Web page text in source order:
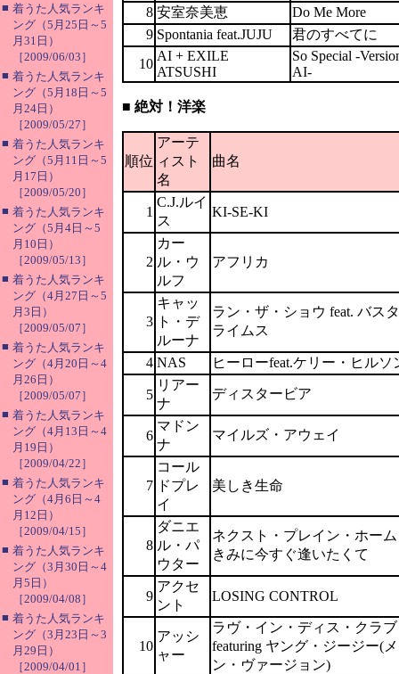
■ 着うた人気ランキ
ング（5月25日～5
月31日）
［2009/06/03］
■ 着うた人気ランキ
ング（5月18日～5
月24日）
［2009/05/27］
■ 着うた人気ランキ
ング（5月11日～5
月17日）
［2009/05/20］
■ 着うた人気ランキ
ング（5月4日～5
月10日）
［2009/05/13］
■ 着うた人気ランキ
ング（4月27日～5
月3日）
［2009/05/07］
■ 着うた人気ランキ
ング（4月20日～4
月26日）
［2009/05/07］
■ 着うた人気ランキ
ング（4月13日～4
月19日）
［2009/04/22］
■ 着うた人気ランキ
ング（4月6日～4
月12日）
［2009/04/15］
■ 着うた人気ランキ
ング（3月30日～4
月5日）
［2009/04/08］
■ 着うた人気ランキ
ング（3月23日～3
月29日）
［2009/04/01］
8 安室奈美恵
Do Me More
9 Spontania feat.JUJU
君のすべてに
10
AI + EXILE
ATSUSHI
So Special -
AI-
■ 絶対！洋楽
順位
アーテ
ィスト
名
曲名
1
C.J.ルイ
ス
KI-SE-KI
2
カー
ル・ウ
ルフ
アフリカ
3
キャッ
ト・デ
ルーナ
ラン・ザ・ショウ feat. バス
ライムス
4 NAS ヒーローfeat.ケリー・ヒルソ
5
リアー
ナ
ディスタービア
6
マドン
ナ
マイルズ・アウェイ
7
コール
ドプレ
イ
美しき生命
8
ダニエ
ル・パ
ウター
ネクスト・プレイン・ホー
きみに今すぐ逢いたくて
9
アクセ
ント
LOSING CONTROL
10
アッシ
ャー
ラヴ・イン・ディス・クラブ
featuring ヤング・ジージー(
ン・ヴァージョン)